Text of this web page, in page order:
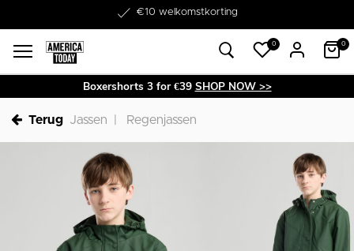
€10 welkomstkorting
Word lid van onze Member Club!
0 0
Boxershorts 3 for €39 SHOP NOW >>
Terug Jassen Regenjassen